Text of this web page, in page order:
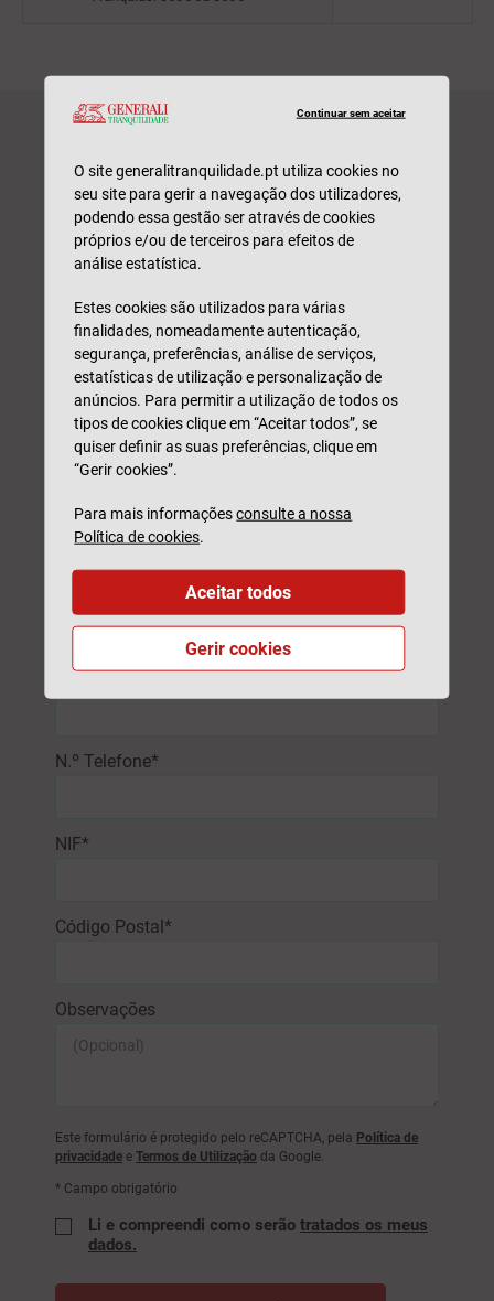
Peça uma simulação e seja
contactado(a) por um
profissional. Sem
N.º Telefone*
NIF*
Código Postal*
Observações
Este formulário é protegido pelo reCAPTCHA, pela Política de
privacidade e Termos de Utilização da Google.
* Campo obrigatório
Li e compreendi como serão tratados os meus
dados.
Continuar sem aceitar
O site generalitranquilidade.pt utiliza cookies no
seu site para gerir a navegação dos utilizadores,
podendo essa gestão ser através de cookies
próprios e/ou de terceiros para efeitos de
análise estatística.
Estes cookies são utilizados para várias
finalidades, nomeadamente autenticação,
segurança, preferências, análise de serviços,
estatísticas de utilização e personalização de
anúncios. Para permitir a utilização de todos os
tipos de cookies clique em “Aceitar todos”, se
quiser definir as suas preferências, clique em
“Gerir cookies”.
Para mais informaçõesconsulte a nossa
Política de cookies.
Gerir cookies
Aceitar todos